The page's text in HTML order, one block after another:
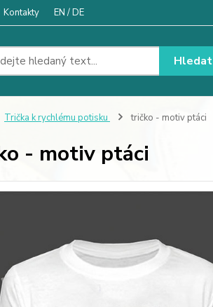
Kontakty EN / DE
Hledat
Trička k rychlému potisku tričko - motiv ptáci
- motiv ptáci